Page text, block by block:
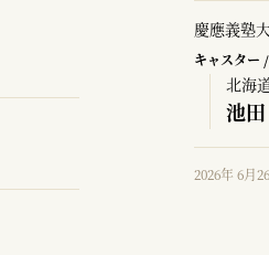
慶應義塾
キャスター /
北海
池
2026年 6月